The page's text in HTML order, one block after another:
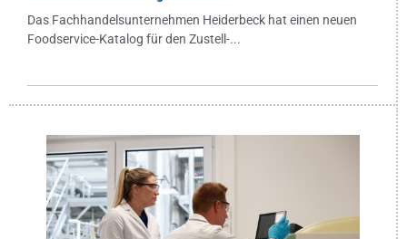
Das Fachhandelsunternehmen Heiderbeck hat einen neuen
Foodservice-Katalog für den Zustell-...